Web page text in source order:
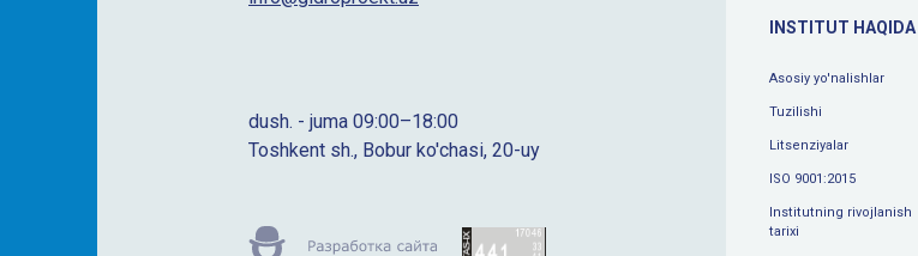
dush. - juma 09:00–18:00
Toshkent sh., Bobur ko'chasi, 20-uy
INSTITUT HAQIDA
Asosiy yo'nalishlar
Tuzilishi
Litsenziyalar
ISO 9001:2015
Institutning rivojlanish
tarixi